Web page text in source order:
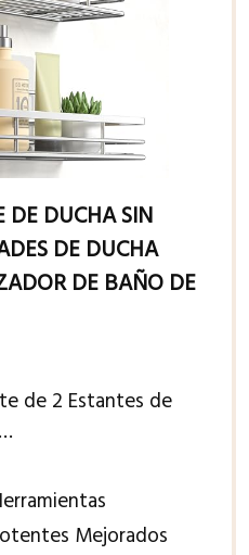
DE DUCHA SIN
DE DUCHA
DE BAÑO DE
de 2 Estantes de
Mejorados